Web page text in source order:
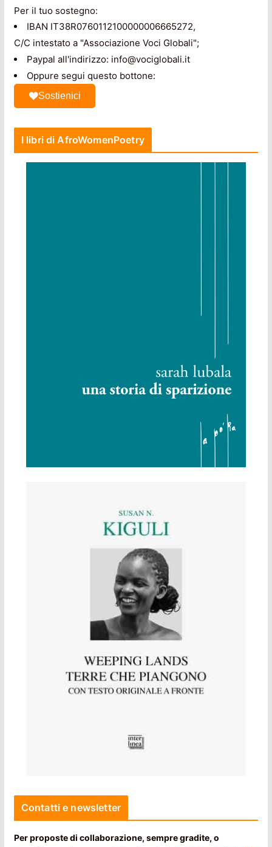
Per il tuo sostegno:
IBAN IT38R0760112100000006665272,
C/C intestato a "Associazione Voci Globali";
Paypal all'indirizzo: info@vociglobali.it
Oppure segui questo bottone:
Sostienici
I libri di AfroWomenPoetry
Contatti e newsletter
Per proposte di collaborazione, sempre gradite, o